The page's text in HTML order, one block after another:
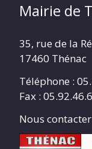
Mairie de
35, rue de la
17460 Thénac
Téléphone :
Fax :
Nous contacter